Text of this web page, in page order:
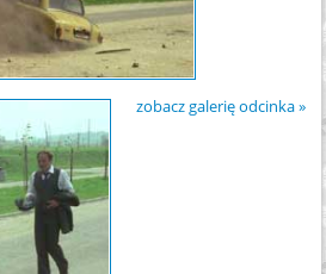
zobacz galerię odcinka »